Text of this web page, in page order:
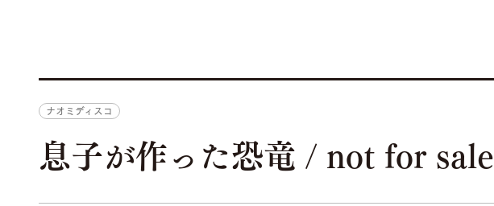
ナオミディスコ
息子が作った恐竜 / not for sale